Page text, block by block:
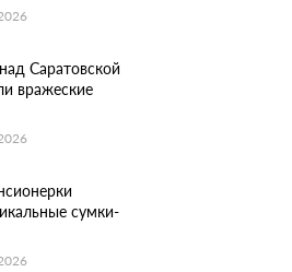
Саратовской
вражеские
сумки-